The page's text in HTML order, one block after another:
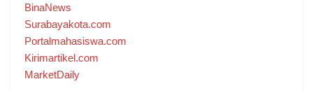
BinaNews
Surabayakota.com
Portalmahasiswa.com
Kirimartikel.com
MarketDaily